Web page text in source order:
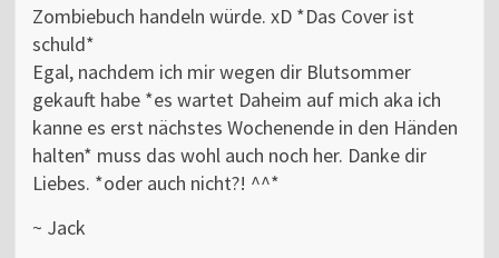
Zombiebuch handeln würde. xD *Das Cover ist
schuld*
Egal, nachdem ich mir wegen dir Blutsommer
gekauft habe *es wartet Daheim auf mich aka ich
kanne es erst nächstes Wochenende in den Händen
halten* muss das wohl auch noch her. Danke dir
Liebes. *oder auch nicht?! ^^*
~ Jack